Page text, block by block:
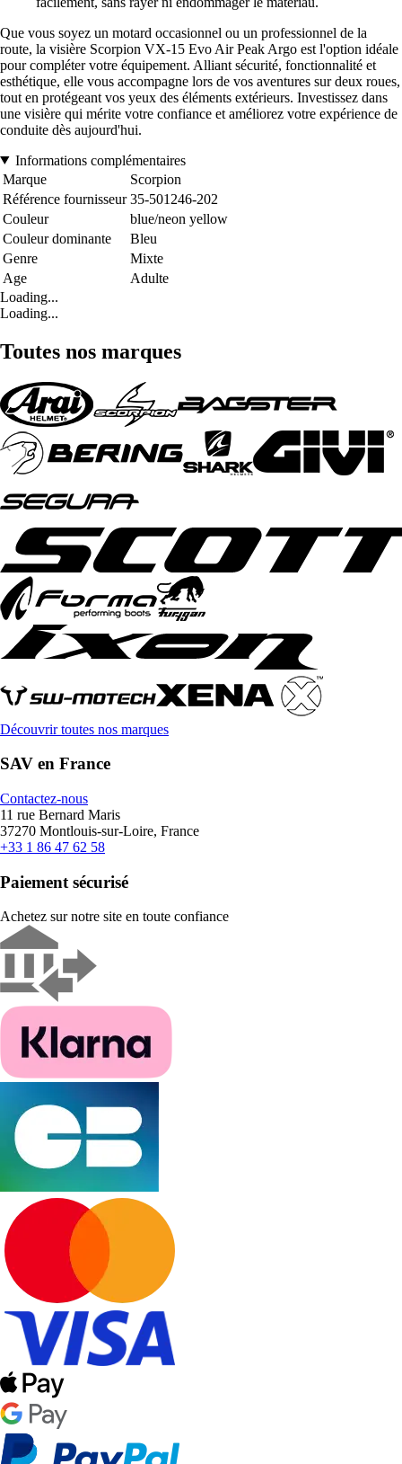
Que vous soyez un motard occasionnel ou un professionnel de la
route, la visière Scorpion VX-15 Evo Air Peak Argo est l'option idéale
pour compléter votre équipement. Alliant sécurité, fonctionnalité et
esthétique, elle vous accompagne lors de vos aventures sur deux roues,
tout en protégeant vos yeux des éléments extérieurs. Investissez dans
une visière qui mérite votre confiance et améliorez votre expérience de
conduite dès aujourd'hui.
Informations complémentaires
Marque
Scorpion
Référence fournisseur 35-501246-202
Couleur
blue/neon yellow
Couleur dominante
Bleu
Genre
Mixte
Age
Adulte
Loading...
Loading...
Toutes nos marques
Découvrir toutes nos marques
SAV en France
Contactez-nous
11 rue Bernard Maris
37270 Montlouis-sur-Loire, France
+33 1 86 47 62 58
Paiement sécurisé
Achetez sur notre site en toute confiance